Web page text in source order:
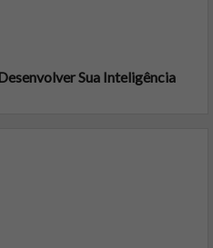
Sua Inteligência